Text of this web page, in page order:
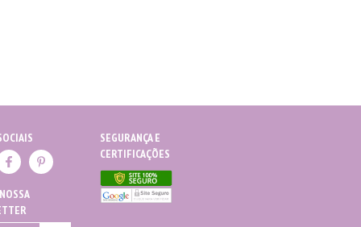
SEGURANÇA E
CERTIFICAÇÕES